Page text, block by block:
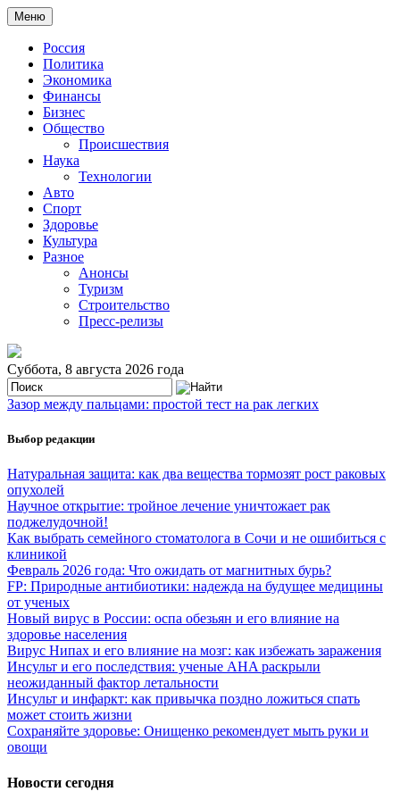
Меню
Россия
Политика
Экономика
Финансы
Бизнес
Общество
Происшествия
Наука
Технологии
Авто
Спорт
Здоровье
Культура
Разное
Анонсы
Туризм
Строительство
Пресс-релизы
Суббота, 8 августа 2026 года
Зазор между пальцами: простой тест на рак легких
Выбор редакции
Натуральная защита: как два вещества тормозят рост раковых
опухолей
Научное открытие: тройное лечение уничтожает рак
поджелудочной!
Как выбрать семейного стоматолога в Сочи и не ошибиться с
клиникой
Февраль 2026 года: Что ожидать от магнитных бурь?
FP: Природные антибиотики: надежда на будущее медицины
от ученых
Новый вирус в России: оспа обезьян и его влияние на
здоровье населения
Вирус Нипах и его влияние на мозг: как избежать заражения
Инсульт и его последствия: ученые AHA раскрыли
неожиданный фактор летальности
Инсульт и инфаркт: как привычка поздно ложиться спать
может стоить жизни
Сохраняйте здоровье: Онищенко рекомендует мыть руки и
овощи
Новости сегодня